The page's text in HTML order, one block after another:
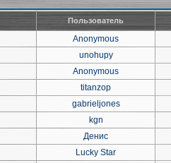
Пользователь
Anonymous
unohupy
Anonymous
titanzop
gabrieljones
kgn
Денис
Lucky Star